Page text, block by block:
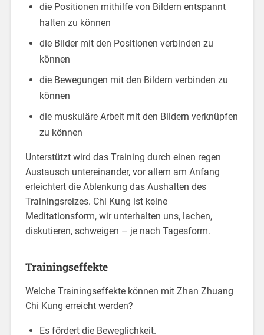
die Positionen mithilfe von Bildern entspannt
halten zu können
die Bilder mit den Positionen verbinden zu
können
die Bewegungen mit den Bildern verbinden zu
können
die muskuläre Arbeit mit den Bildern verknüpfen
zu können
Unterstützt wird das Training durch einen regen
Austausch untereinander, vor allem am Anfang
erleichtert die Ablenkung das Aushalten des
Trainingsreizes. Chi Kung ist keine
Meditationsform, wir unterhalten uns, lachen,
diskutieren, schweigen – je nach Tagesform.
Trainingseffekte
Welche Trainingseffekte können mit Zhan Zhuang
Chi Kung erreicht werden?
Es fördert die Beweglichkeit.